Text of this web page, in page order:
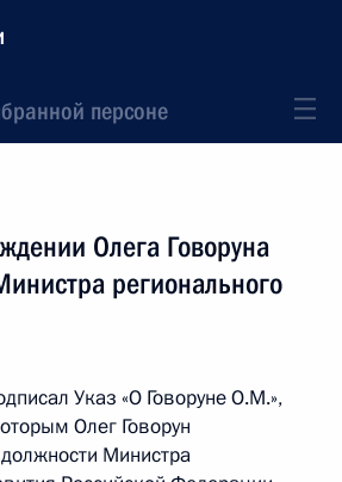
персоне
Олега Говоруна
регионального
Указ «О Говоруне О.М.»,
Олег Говорун
Министра